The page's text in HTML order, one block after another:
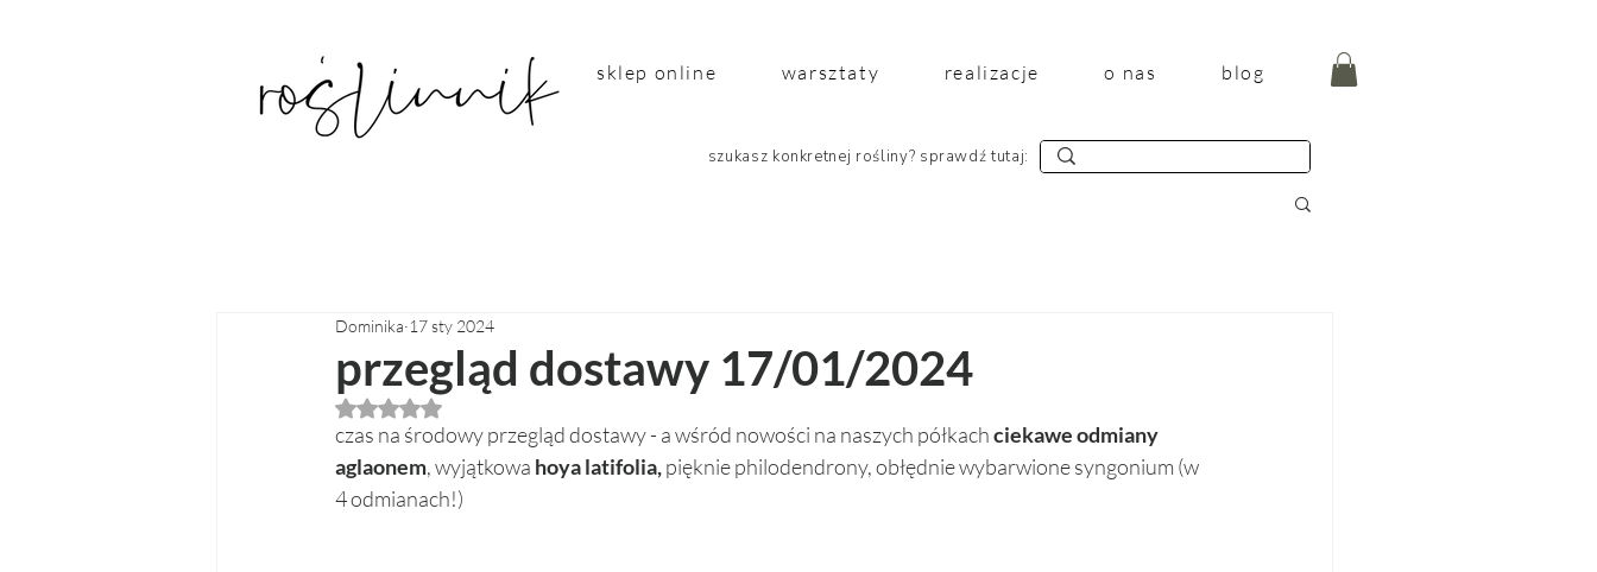
sklep online warsztaty realizacje o nas blog
szukasz konkretnej rośliny? sprawdź tutaj:
przegląd dostawy 17/01/2024
Dominika 17 sty 2024
Oceniono na NaN z 5 gwiazdek.
czas na środowy przegląd dostawy - a wśród nowości na naszych półkach ciekawe odmiany
aglaonem, wyjątkowa hoya latifolia, pięknie philodendrony, obłędnie wybarwione syngonium (w
4 odmianach!)